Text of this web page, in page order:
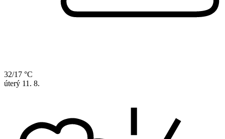
32/17 °C
úterý 11. 8.